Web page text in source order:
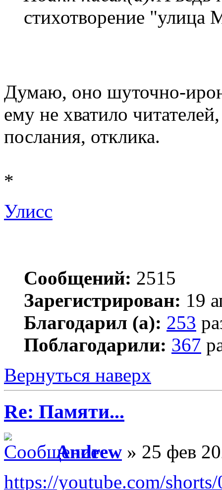
стихотворение "улица
Думаю, оно шуточно-
ему не хватило
послания, отклика.
*
Улисс
Сообщений: 2515
Зарегистрирован: 19
Благодарил (а): 253
Поблагодарили: 367
Вернуться наверх
Re: Памяти...
Andrew » 25 фев
https://youtube.com/